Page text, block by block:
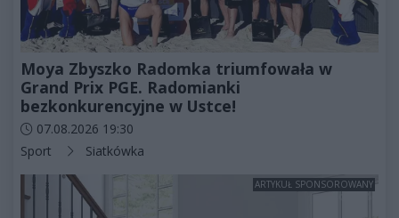
Moya Zbyszko Radomka triumfowała w
Grand Prix PGE. Radomianki
bezkonkurencyjne w Ustce!
Data dodania artykułu:
07.08.2026 19:30
Kategorie artykułu:
Sport Siatkówka
ARTYKUŁ SPONSOROWANY